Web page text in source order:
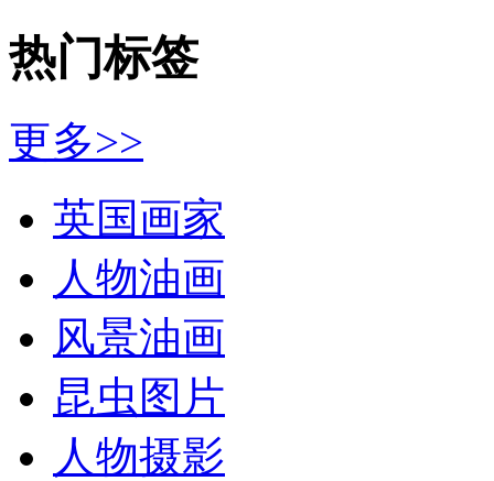
热门标签
更多>>
英国画家
人物油画
风景油画
昆虫图片
人物摄影